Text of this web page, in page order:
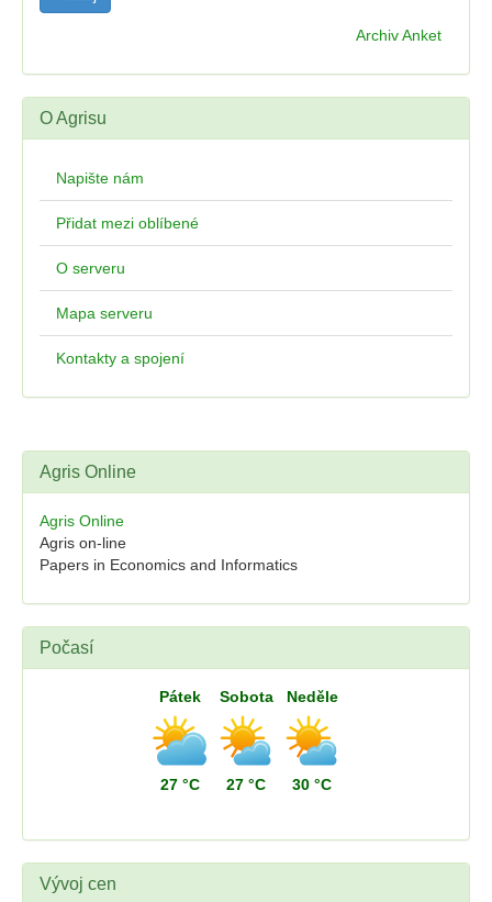
Archiv Anket
O Agrisu
Napište nám
Přidat mezi oblíbené
O serveru
Mapa serveru
Kontakty a spojení
Agris Online
Agris Online
Agris on-line
Papers in Economics and Informatics
Počasí
Pátek
27 °C
Sobota
27 °C
Neděle
30 °C
Vývoj cen